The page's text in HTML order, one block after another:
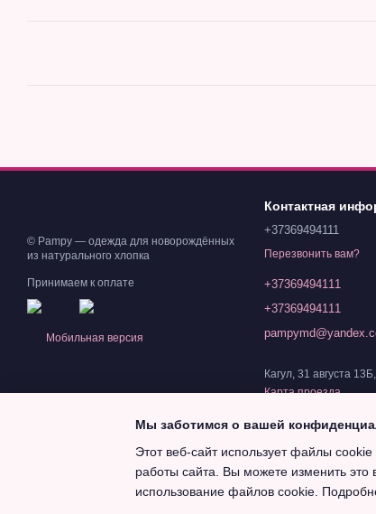
© Pampy — одежда для новорождённых
из натурального хлопка
Принимаем к оплате
Мобильная версия
Контактная
+37369494111
Перезвонить вам?
+37369494111
+37369494111
Кагул, 31 августа
Карта проезда
Мы заботимся о вашей
Этот веб-сайт использует файлы
работы сайта. Вы можете изменить это
использование файлов cookie.